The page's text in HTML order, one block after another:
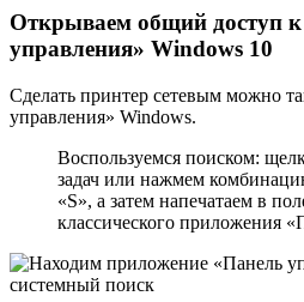
Открываем общий доступ
управления» Windows 10
Сделать принтер сетевым можно
управления» Windows.
Воспользуемся поиском:
задач или нажмем
«S», а затем напечатаем в
классического приложения